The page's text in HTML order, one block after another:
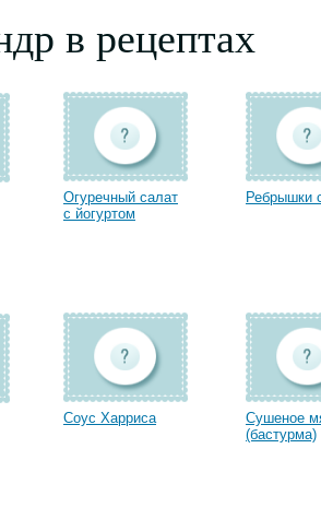
в рецептах
Огуречный салат
с йогуртом
Ребрышки
Соус Харриса
Сушеное
(бастурма)